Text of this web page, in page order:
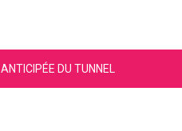
DU TUNNEL